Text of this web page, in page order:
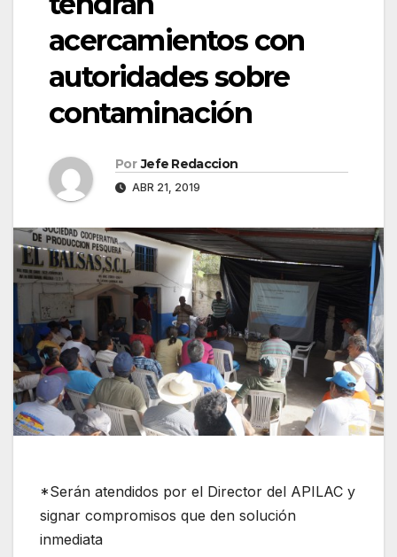
acercamientos con
autoridades sobre
contaminación
Por Jefe Redaccion
ABR 21, 2019
*Serán atendidos por el Director del APILAC y
signar compromisos que den solución
inmediata